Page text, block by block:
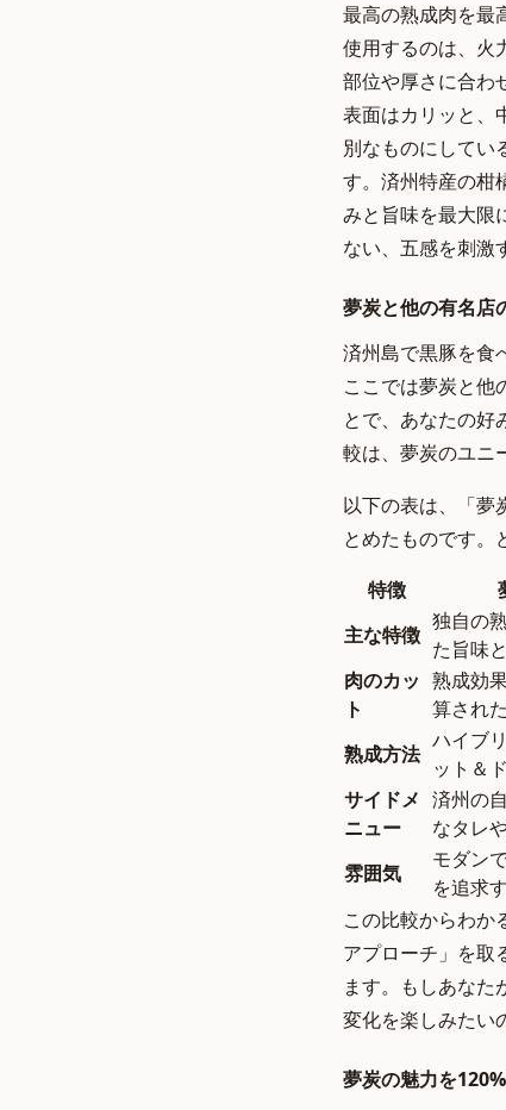
最高の熟成肉を最
使用するのは、火
部位や厚さに合わ
表面はカリッと、
別なものにしてい
す。済州特産の柑
みと旨味を最大限
ない、五感を刺激
夢炭と他の有名店
済州島で黒豚を食
ここでは夢炭と他
とで、あなたの好
較は、夢炭のユニ
以下の表は、「夢
とめたものです。
特徴
主な特徴
独自の
た旨味
肉のカッ
ト
熟成効
算され
熟成方法
ハイブ
ット＆
サイドメ
ニュー
済州の
なタレ
雰囲気
モダン
を追求
この比較からわか
アプローチ」を取
ます。もしあなた
変化を楽しみたい
夢炭の魅力を